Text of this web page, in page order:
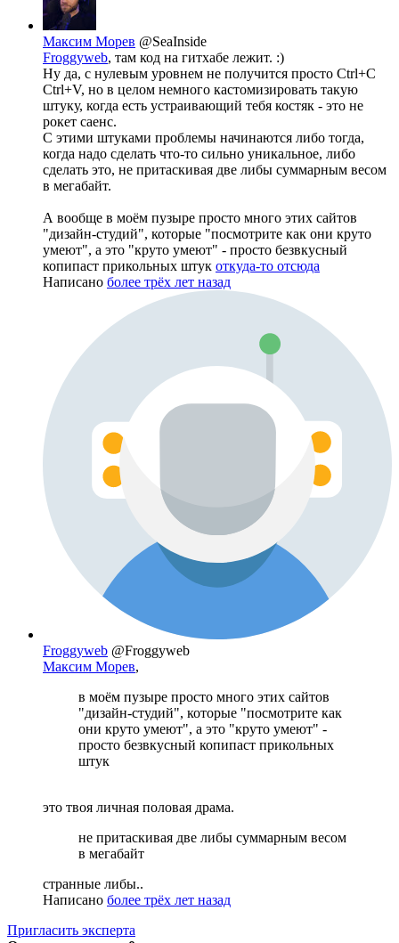
Максим Морев @SeaInside
Froggyweb, там код на гитхабе лежит. :)
Ну да, с нулевым уровнем не получится просто Ctrl+C
Ctrl+V, но в целом немного кастомизировать такую
штуку, когда есть устраивающий тебя костяк - это не
рокет саенс.
С этими штуками проблемы начинаются либо тогда,
когда надо сделать что-то сильно уникальное, либо
сделать это, не притаскивая две либы суммарным весом
в мегабайт.
А вообще в моём пузыре просто много этих сайтов
"дизайн-студий", которые "посмотрите как они круто
умеют", а это "круто умеют" - просто безвкусный
копипаст прикольных штук откуда-то отсюда
Написано более трёх лет назад
Froggyweb @Froggyweb
Максим Морев,
в моём пузыре просто много этих сайтов
"дизайн-студий", которые "посмотрите как
они круто умеют", а это "круто умеют" -
просто безвкусный копипаст прикольных
штук
это твоя личная половая драма.
не притаскивая две либы суммарным весом
в мегабайт
странные либы..
Написано более трёх лет назад
Пригласить эксперта